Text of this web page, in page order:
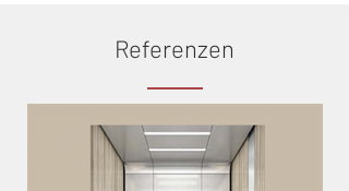
Referenzen